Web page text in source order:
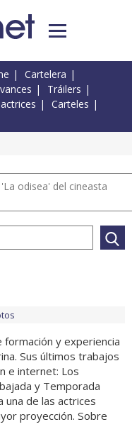
Cartelera
Tráilers
Carteles
odisea' del cineasta
y experiencia
Sus últimos trabajos
e internet: Los
y Temporada
una de las actrices
proyección. Sobre